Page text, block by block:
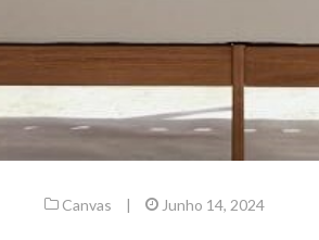
Canvas | Junho 14, 2024